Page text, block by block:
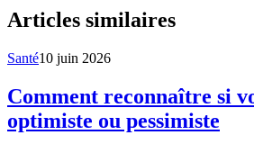
Articles similaires
Santé10 juin 2026
Comment reconnaître si
optimiste ou pessimiste